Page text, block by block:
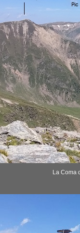
La Coma